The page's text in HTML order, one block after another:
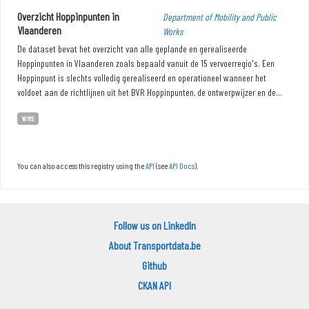
Overzicht Hoppinpunten in
Vlaanderen
Department of Mobility and Public
Works
De dataset bevat het overzicht van alle geplande en gerealiseerde
Hoppinpunten in Vlaanderen zoals bepaald vanuit de 15 vervoerregio's. Een
Hoppinpunt is slechts volledig gerealiseerd en operationeel wanneer het
voldoet aan de richtlijnen uit het BVR Hoppinpunten, de ontwerpwijzer en de...
WMS
You can also access this registry using theAPI (seeAPI Docs).
Follow us on LinkedIn
About Transportdata.be
Github
CKAN API